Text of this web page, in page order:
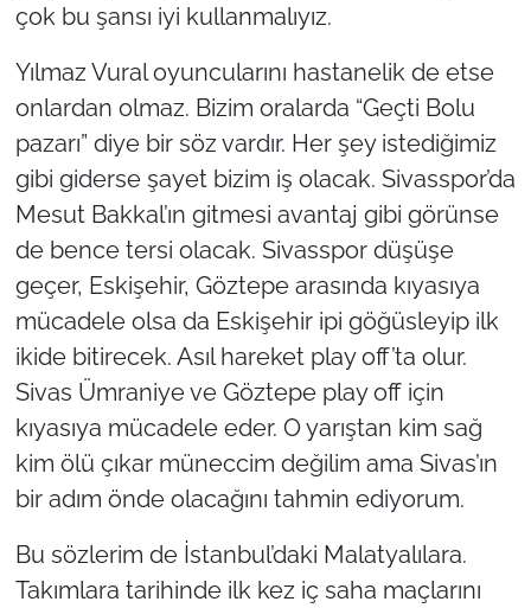
çok bu şansı iyi kullanmalıyız.
Yılmaz Vural oyuncularını hastanelik de etse
onlardan olmaz. Bizim oralarda “Geçti Bolu
pazarı” diye bir söz vardır. Her şey istediğimiz
gibi giderse şayet bizim iş olacak. Sivasspor’da
Mesut Bakkal’ın gitmesi avantaj gibi görünse
de bence tersi olacak. Sivasspor düşüşe
geçer, Eskişehir, Göztepe arasında kıyasıya
mücadele olsa da Eskişehir ipi göğüsleyip ilk
ikide bitirecek. Asıl hareket play off’ta olur.
Sivas Ümraniye ve Göztepe play off için
kıyasıya mücadele eder. O yarıştan kim sağ
kim ölü çıkar müneccim değilim ama Sivas’ın
bir adım önde olacağını tahmin ediyorum.
Bu sözlerim de İstanbul’daki Malatyalılara.
Takımlara tarihinde ilk kez iç saha maçlarını